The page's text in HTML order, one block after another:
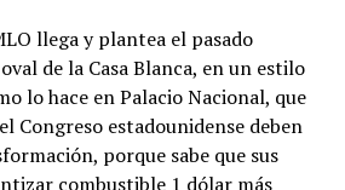
llega y plantea el pasado
de la Casa Blanca, en un estilo
lo hace en Palacio Nacional, que
Congreso estadounidense deben
porque sabe que sus
combustible 1 dólar más